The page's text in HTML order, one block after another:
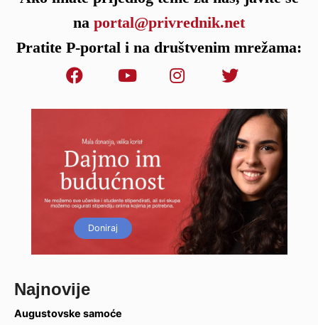
na portal@privrednik.net
Pratite P-portal i na društvenim mrežama:
Doniraj
Najnovije
Augustovske samoće